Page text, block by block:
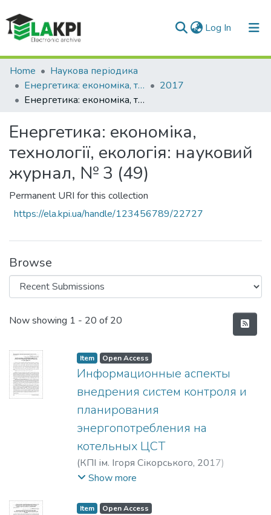
Log In (current)
Communities & Collections
All of DSpace
Home
Наукова періодика
Енергетика: економіка, технології, екологія
2017
Енергетика: економіка, технології, екологія: науковий журнал, № 3 (49)
Енергетика: економіка,
технології, екологія: науковий
журнал, № 3 (49)
Permanent URI for this collection
https://ela.kpi.ua/handle/123456789/22727
Browse
Recent Submissions
Now showing 1 - 20 of 20
Item Open Access
Информационные аспекты
внедрения систем контроля и
планирования
энергопотребления на
котельных ЦСТ
(КПІ ім. Ігоря Сікорського, 2017)
Высочин, Виктор Васильевич
Vasylovych
Show more
Item Open Access